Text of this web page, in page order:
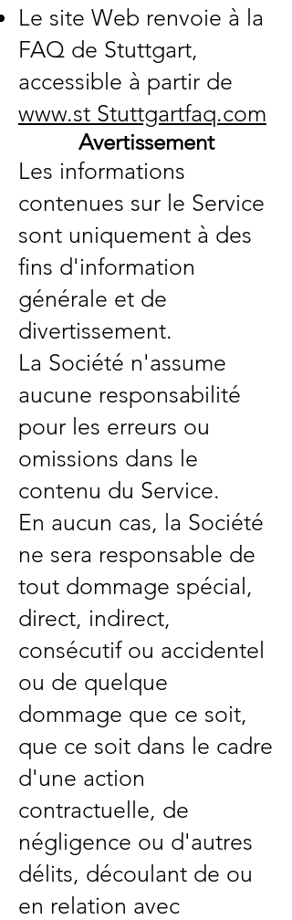
Le site Web renvoie à la
FAQ de Stuttgart,
accessible à partir de
www.st Stuttgartfaq.com
Avertissement
Les informations
contenues sur le Service
sont uniquement à des
fins d'information
générale et de
divertissement.
La Société n'assume
aucune responsabilité
pour les erreurs ou
omissions dans le
contenu du Service.
En aucun cas, la Société
ne sera responsable de
tout dommage spécial,
direct, indirect,
consécutif ou accidentel
ou de quelque
dommage que ce soit,
que ce soit dans le cadre
d'une action
contractuelle, de
négligence ou d'autres
délits, découlant de ou
en relation avec